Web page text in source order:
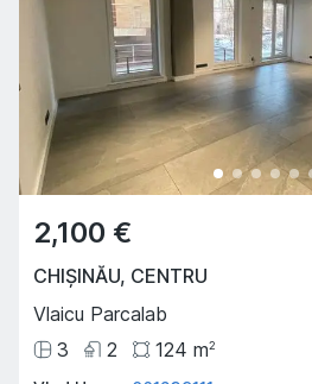
2,100 €
CHIȘINĂU, CENTRU
Vlaicu Parcalab
3
2 124 m2